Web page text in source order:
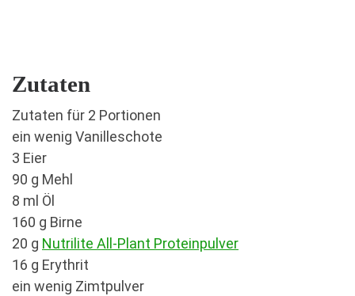
Zutaten
Zutaten für 2 Portionen
ein wenig Vanilleschote
3 Eier
90 g Mehl
8 ml Öl
160 g Birne
20 g Nutrilite All-Plant Proteinpulver
16 g Erythrit
ein wenig Zimtpulver